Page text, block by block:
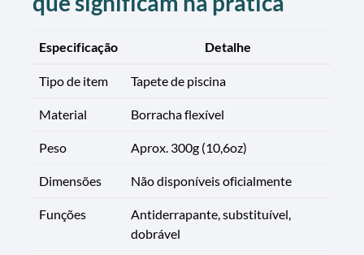
Especificação Detalhe
Tipo de item Tapete de piscina
Material Borracha flexível
Peso Aprox. 300g (10,6oz)
Dimensões Não disponíveis oficialmente
Funções
Antiderrapante, substituível,
dobrável